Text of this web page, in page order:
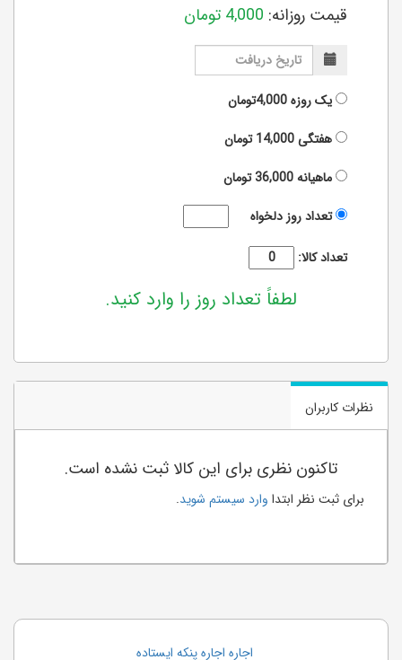
قیمت روزانه: 4,000 تومان
یک روزه4,000تومان
هفتگی14,000تومان
ماهیانه36,000تومان
تعداد روز دلخواه
تعداد کالا:
لطفاً تعداد روز را وارد کنید.
نظرات کاربران
تاکنون نظری برای این کالا ثبت نشده است.
برای ثبت نظر ابتدا وارد سیستم شوید.
اجاره اجاره پنکه ایستاده